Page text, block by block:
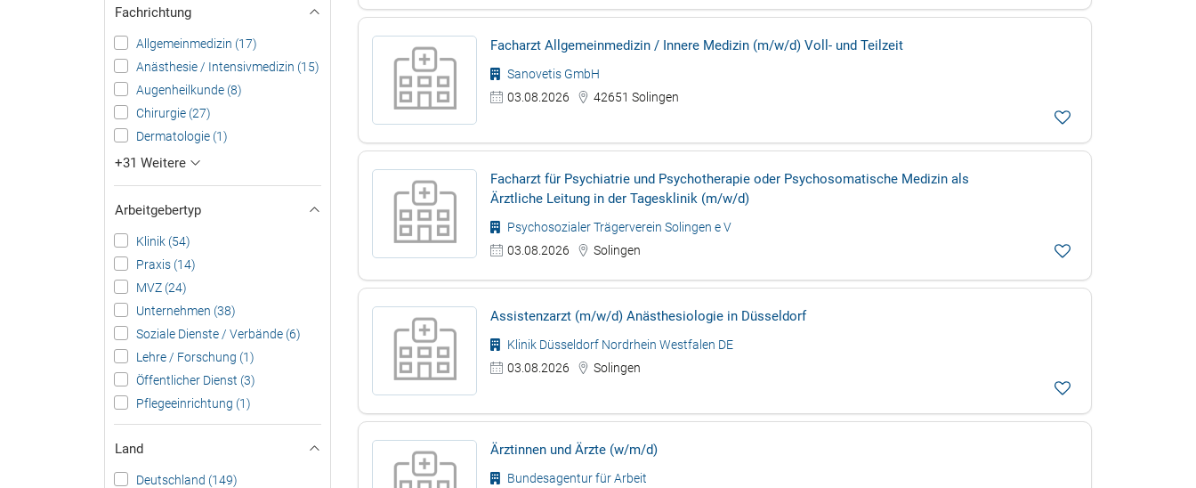
Fachrichtung
Allgemeinmedizin (17)
Anästhesie / Intensivmedizin (15)
Augenheilkunde (8)
Chirurgie (27)
Dermatologie (1)
+31 Weitere
Arbeitgebertyp
Klinik (54)
Praxis (14)
MVZ (24)
Unternehmen (38)
Soziale Dienste / Verbände (6)
Lehre / Forschung (1)
Öffentlicher Dienst (3)
Pflegeeinrichtung (1)
Land
Deutschland (149)
Facharzt Allgemeinmedizin / Innere Medizin (m/w/d) Voll- und Teilzeit
Sanovetis GmbH
03.08.2026
42651 Solingen
Facharzt für Psychiatrie und Psychotherapie oder Psychosomatische Medizin als
Ärztliche Leitung in der Tagesklinik (m/w/d)
Psychosozialer Trägerverein Solingen e V
03.08.2026
Solingen
Assistenzarzt (m/w/d) Anästhesiologie in Düsseldorf
Klinik Düsseldorf Nordrhein Westfalen DE
03.08.2026
Solingen
Ärztinnen und Ärzte (w/m/d)
Bundesagentur für Arbeit